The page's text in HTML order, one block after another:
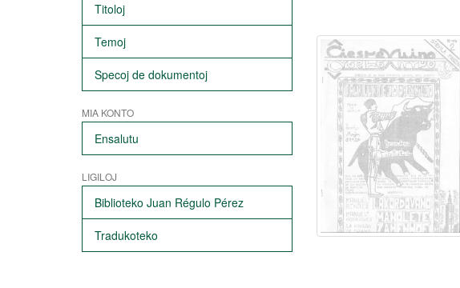
Titoloj
Temoj
Specoj de dokumentoj
MIA KONTO
Ensalutu
LIGILOJ
Biblioteko Juan Régulo Pérez
Tradukoteko